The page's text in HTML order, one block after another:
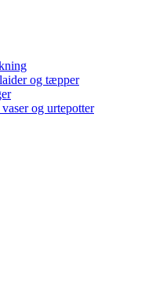
og tæpper
og urtepotter